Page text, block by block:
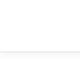
要